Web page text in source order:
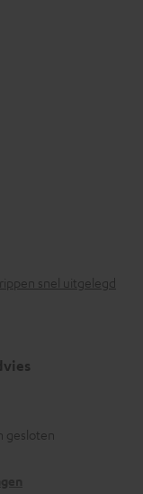
snel uitgelegd
gesloten